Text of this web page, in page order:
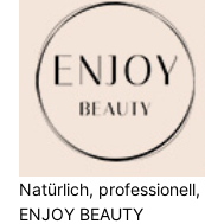
Natürlich,
ENJOY BEAUTY